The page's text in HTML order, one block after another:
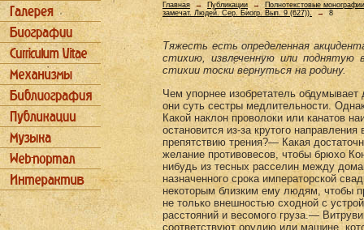
Главная→ Публикации → Полнотекстовые монографии
замечат. Людей. Сер. Биогр. Вып. 9 (627)). →8
Тяжесть есть определенная
стихию, из­влеченную или
стихии тоски вернуться на родину.
Чем упорнее изобретатель
они суть сестры медлительности.
Какой наклон проволоки или канатов
остановится из-за крутого
препятствию трения?— Какая
жела­ние противовесов, чтобы брюхо
ни­будь из тесных расселин между
назначенного срока импе­раторской
некоторым близким ему людям, чтобы
не только внешностью сходной с
расстояний и весомого груза.—
соответствуют орудию или машине,